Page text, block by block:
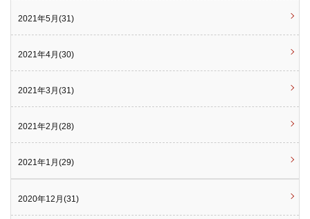
2021年5月(31)
2021年4月(30)
2021年3月(31)
2021年2月(28)
2021年1月(29)
2020年12月(31)